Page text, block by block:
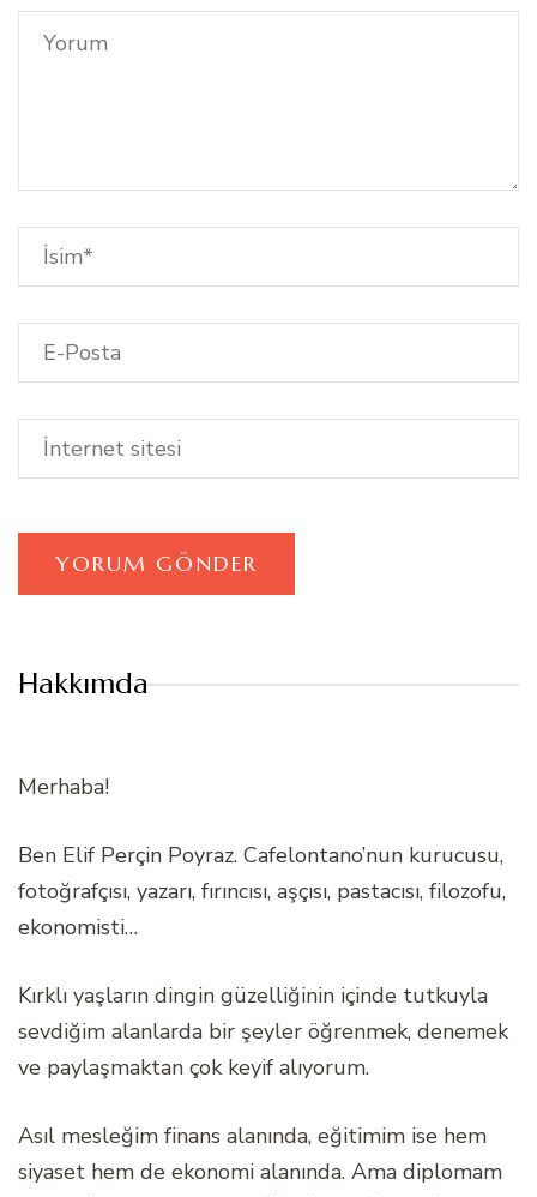
Hakkımda
Merhaba!
Ben Elif Perçin Poyraz. Cafelontano’nun kurucusu,
fotoğrafçısı, yazarı, fırıncısı, aşçısı, pastacısı, filozofu,
ekonomisti…
Kırklı yaşların dingin güzelliğinin içinde tutkuyla
sevdiğim alanlarda bir şeyler öğrenmek, denemek
ve paylaşmaktan çok keyif alıyorum.
Asıl mesleğim finans alanında, eğitimim ise hem
siyaset hem de ekonomi alanında. Ama diplomam